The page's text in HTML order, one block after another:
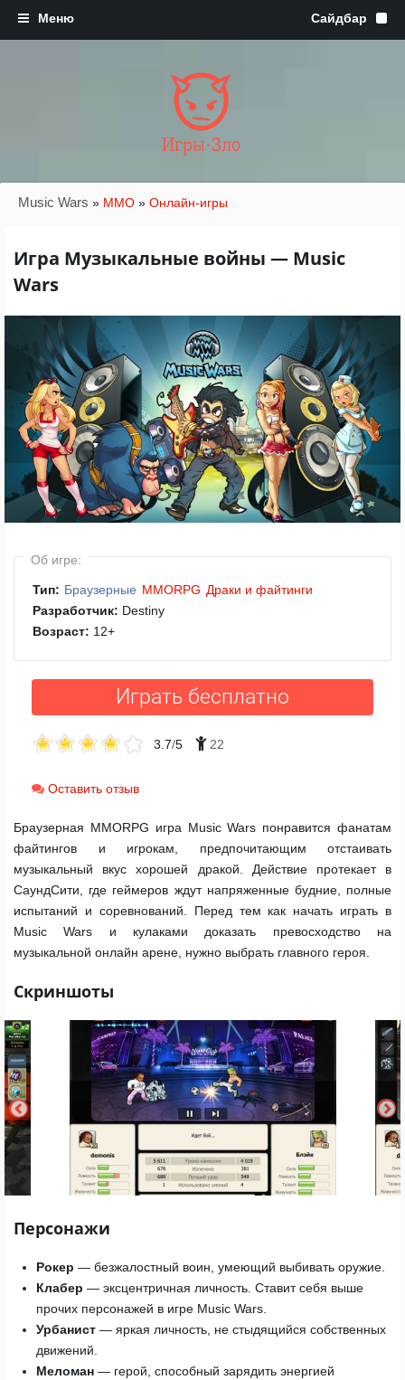
Игры·Зло
Music Wars » MMO » Онлайн-игры
Игра Музыкальные войны — Music
Wars
Об игре:
Тип: Браузерные MMORPG Драки и файтинги
Разработчик: Destiny
Возраст: 12+
Играть бесплатно
3.7/5 22
Оставить отзыв
Браузерная MMORPG игра Music Wars понравится фанатам
файтингов и игрокам, предпочитающим отстаивать
музыкальный вкус хорошей дракой. Действие протекает в
СаундСити, где геймеров ждут напряженные будние, полные
испытаний и соревнований. Перед тем как начать играть в
Music Wars и кулаками доказать превосходство на
музыкальной онлайн арене, нужно выбрать главного героя.
Скриншоты
Персонажи
Рокер — безжалостный воин, умеющий выбивать оружие.
Клабер — эксцентричная личность. Ставит себя выше
прочих персонажей в игре Music Wars.
Урбанист — яркая личность, не стыдящийся собственных
движений.
Меломан — герой, способный зарядить энергией